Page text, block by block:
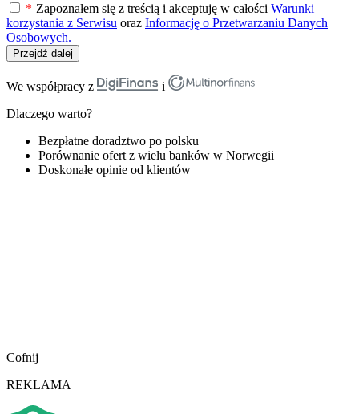
* Zapoznałem się z treścią i akceptuję w całości Warunki
korzystania z Serwisu oraz Informację o Przetwarzaniu Danych
Osobowych.
Przejdź dalej
We współpracy z
i
Dlaczego warto?
Bezpłatne doradztwo po polsku
Porównanie ofert z wielu banków w Norwegii
Doskonałe opinie od klientów
Cofnij
REKLAMA